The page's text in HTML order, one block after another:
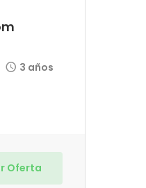
3 años
Oferta